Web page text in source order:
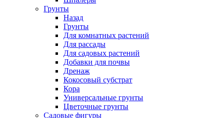
Грунты
Назад
Грунты
Для комнатных растений
Для рассады
Для садовых растений
Добавки для почвы
Дренаж
Кокосовый субстрат
Кора
Универсальные грунты
Цветочные грунты
Садовые фигуры